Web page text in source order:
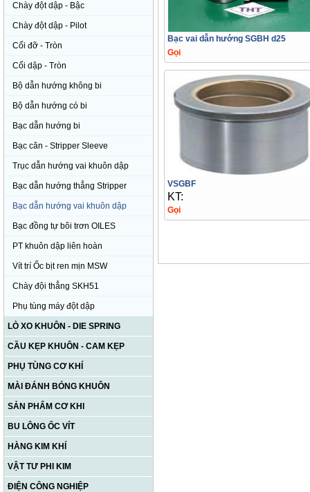
Chày đột dập - Bậc
Chày đột dập - Pilot
Cối đỡ - Tròn
Cối dập - Tròn
Bộ dẫn hướng không bi
Bộ dẫn hướng có bi
Bạc dẫn hướng bi
Bạc căn - Stripper Sleeve
Trục dẫn hướng vai khuôn dập
Bạc dẫn hướng thẳng Stripper
Bạc dẫn hướng vai khuôn dập
Bạc đồng tự bôi trơn OILES
PT khuôn dập liên hoàn
Vít trí Ốc bịt ren mịn MSW
Chày đội thẳng SKH51
Phụ tùng máy đột dập
LÒ XO KHUÔN - DIE SPRING
CẦU KẸP KHUÔN - CAM KẸP
PHỤ TÙNG CƠ KHÍ
MÀI ĐÁNH BÓNG KHUÔN
SẢN PHẨM CƠ KHI
BU LÔNG ỐC VÍT
HÀNG KIM KHÍ
VẬT TƯ PHI KIM
ĐIỆN CÔNG NGHIỆP
Bạc vai dẫn hướng SGBH d25
Gọi
VSGBF
KT:
Gọi